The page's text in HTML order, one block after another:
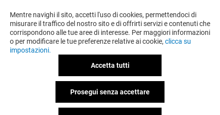
Mentre navighi il sito, accetti l'uso di cookies, permettendoci di
misurare il traffico del nostro sito e di offrirti servizi e contenuti che
corrispondono alle tue aree di interesse. Per maggiori informazioni
o per modificare le tue preferenze relative ai cookie, clicca su
impostazioni.
Accetta tutti
Prosegui senza accettare